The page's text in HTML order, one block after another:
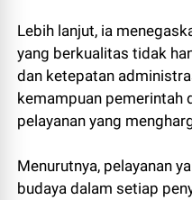
Lebih lanjut, ia
yang berkualitas tidak
dan ketepatan
kemampuan pemerintah
pelayanan yang
Menurutnya, pelayanan
budaya dalam setiap